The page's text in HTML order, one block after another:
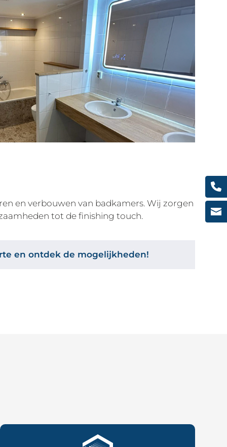
en verbouwen van badkamers. Wij zorgen
tot de finishing touch.
en ontdek de mogelijkheden!